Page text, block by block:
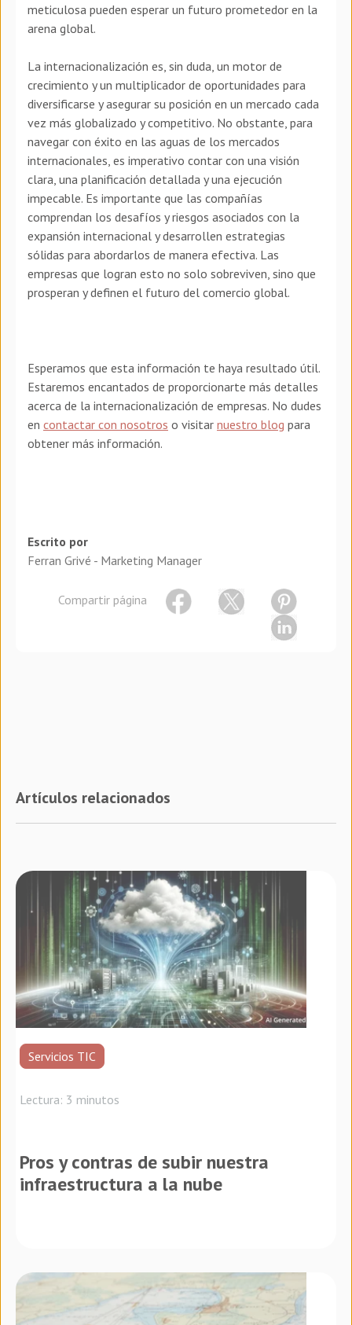
meticulosa pueden esperar un futuro prometedor en la
arena global.
La internacionalización es, sin duda, un motor de
crecimiento y un multiplicador de oportunidades para
diversificarse y asegurar su posición en un mercado cada
vez más globalizado y competitivo. No obstante, para
navegar con éxito en las aguas de los mercados
internacionales, es imperativo contar con una visión
clara, una planificación detallada y una ejecución
impecable. Es importante que las compañías
comprendan los desafíos y riesgos asociados con la
expansión internacional y desarrollen estrategias
sólidas para abordarlos de manera efectiva. Las
empresas que logran esto no solo sobreviven, sino que
prosperan y definen el futuro del comercio global.
Esperamos que esta información te haya resultado útil.
Estaremos encantados de proporcionarte más detalles
acerca de la internacionalización de empresas. No dudes
en contactar con nosotros o visitar nuestro blog para
obtener más información.
Escrito por
Ferran Grivé - Marketing Manager
Compartir página
Artículos relacionados
Servicios TIC
Lectura: 3 minutos
Pros y contras de subir nuestra
infraestructura a la nube